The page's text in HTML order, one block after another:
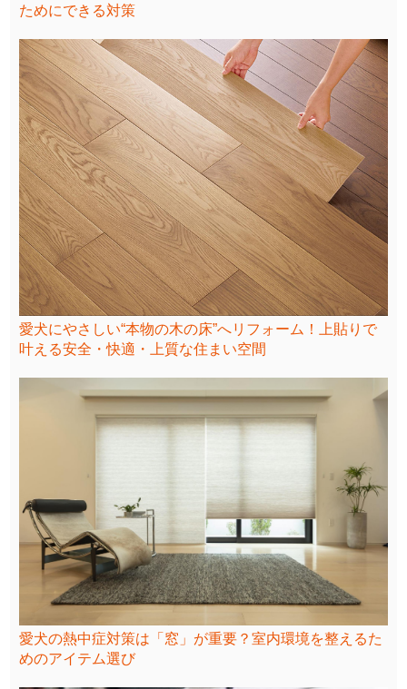
ためにできる対策
愛犬にやさしい“本物の木の床”へリフォーム！上貼りで
叶える安全・快適・上質な住まい空間
愛犬の熱中症対策は「窓」が重要？室内環境を整えるた
めのアイテム選び